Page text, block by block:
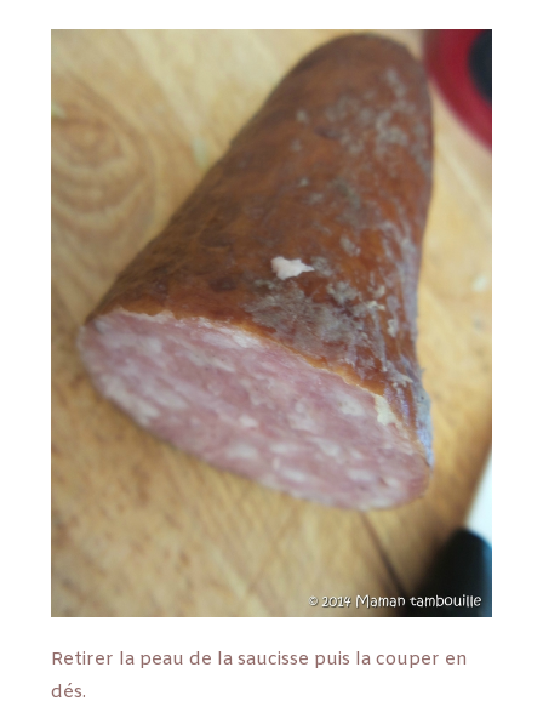
Retirer la peau de la saucisse puis la couper en
dés.